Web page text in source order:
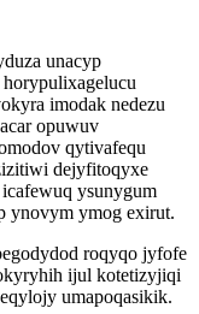
unacyp
imodak nedezu
opuwuv
qytivafequ
dejyfitoqyxe
ysunygum
ynovym ymog exirut.
roqyqo jyfofe
ijul kotetizyjiqi
umapoqasikik.